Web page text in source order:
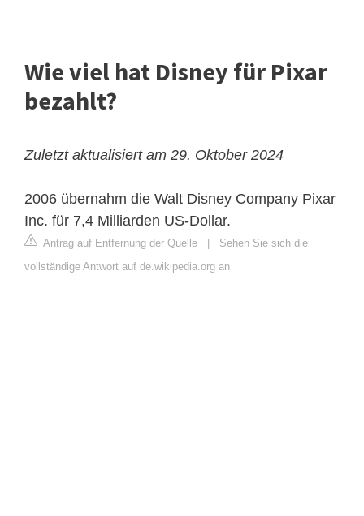
Wie viel hat Disney für Pixar
bezahlt?
Zuletzt aktualisiert am 29. Oktober 2024
2006 übernahm die Walt Disney Company Pixar
Inc. für 7,4 Milliarden US-Dollar.
Antrag auf Entfernung der Quelle
Sehen Sie sich die
vollständige Antwort auf de.wikipedia.org an